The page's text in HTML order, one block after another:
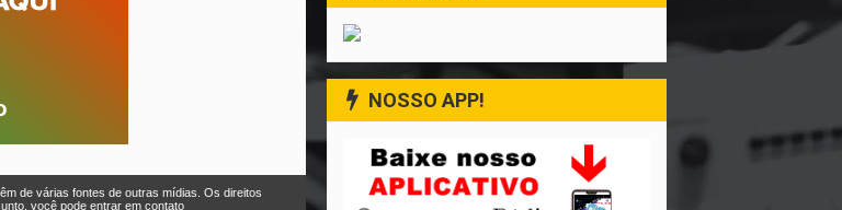
de várias fontes de outras mídias. Os direitos
você pode entrar em contato
NOSSO APP!